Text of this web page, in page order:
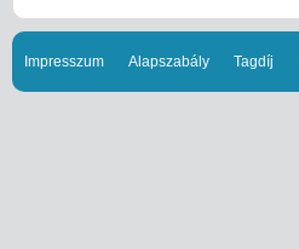
Impresszum Alapszabály Tagdíj